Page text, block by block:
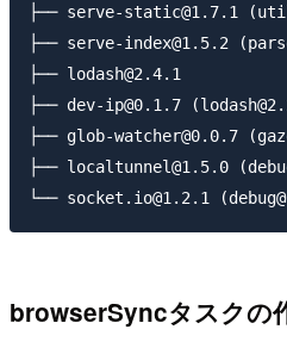
├── serve-static@1.7.1
├── serve-index@1.5.2
├── lodash@2.4.1
├── dev-ip@0.1.7
├── glob-watcher@0.0.7
├── localtunnel@1.5.0
browserSyncタスクの